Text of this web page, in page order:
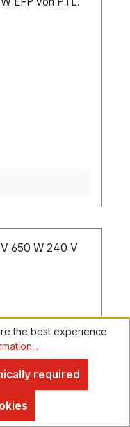
V 650 W
the best experience
required